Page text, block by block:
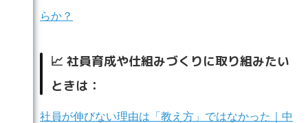
らか？
📈 社員育成や仕組みづくりに取り組みたい
ときは：
社員が伸びない理由は「教え方」ではなかった｜中